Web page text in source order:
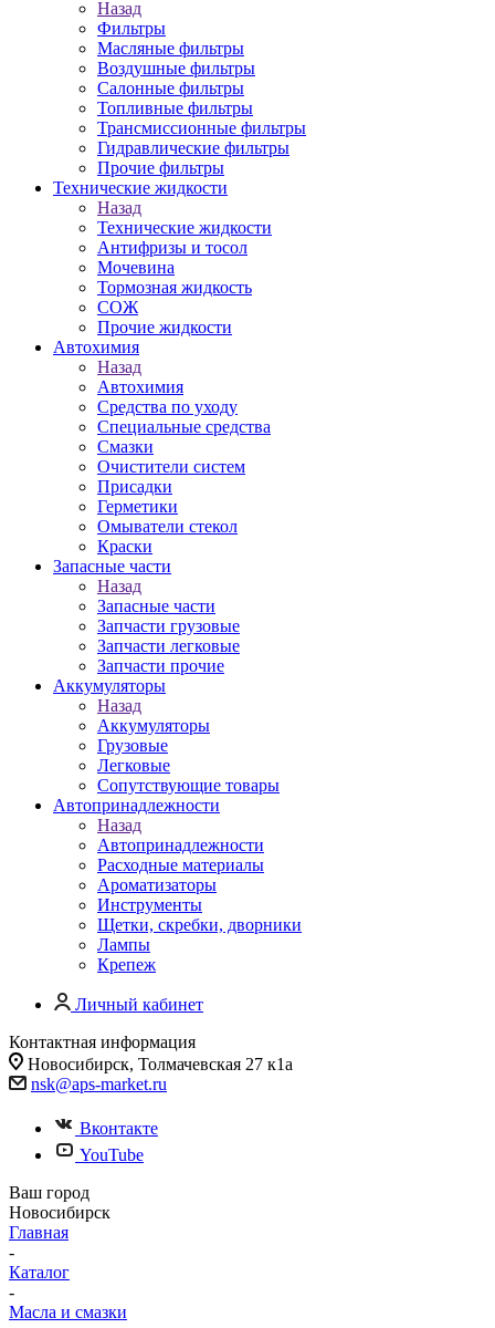
Назад
Фильтры
Масляные фильтры
Воздушные фильтры
Салонные фильтры
Топливные фильтры
Трансмиссионные фильтры
Гидравлические фильтры
Прочие фильтры
Технические жидкости
Назад
Технические жидкости
Антифризы и тосол
Мочевина
Тормозная жидкость
СОЖ
Прочие жидкости
Автохимия
Назад
Автохимия
Средства по уходу
Специальные средства
Смазки
Очистители систем
Присадки
Герметики
Омыватели стекол
Краски
Запасные части
Назад
Запасные части
Запчасти грузовые
Запчасти легковые
Запчасти прочие
Аккумуляторы
Назад
Аккумуляторы
Грузовые
Легковые
Сопутствующие товары
Автопринадлежности
Назад
Автопринадлежности
Расходные материалы
Ароматизаторы
Инструменты
Щетки, скребки, дворники
Лампы
Крепеж
Личный кабинет
Контактная информация
Новосибирск, Толмачевская 27 к1а
nsk@aps-market.ru
Вконтакте
YouTube
Ваш город
Новосибирск
Главная
-
Каталог
-
Масла и смазки